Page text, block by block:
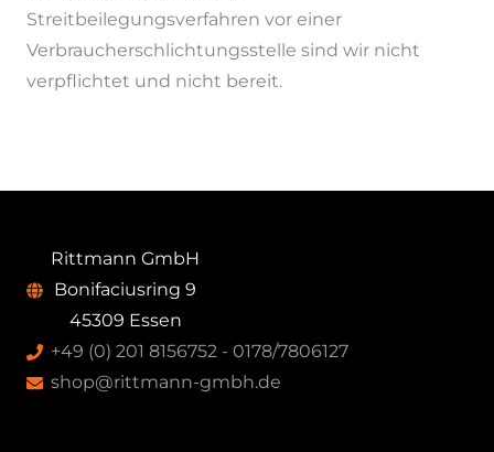
Streitbeilegungsverfahren vor einer
Verbraucherschlichtungsstelle sind wir nicht
verpflichtet und nicht bereit.
Rittmann GmbH
Bonifaciusring 9
45309 Essen
+49 (0) 201 8156752 - 0178/7806127
shop@rittmann-gmbh.de